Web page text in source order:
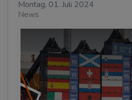
Montag, 01. Juli 2024
News